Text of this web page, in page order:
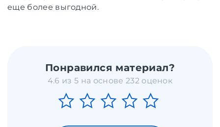
еще более выгодной.
Понравился материал?
4.6 из 5 на основе 232 оценок